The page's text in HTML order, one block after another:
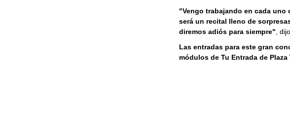
"Vengo trabajando en cada
será un recital lleno de
diremos adiós para siempre" ,
Las entradas para este gran
módulos de Tu Entrada de Plaza